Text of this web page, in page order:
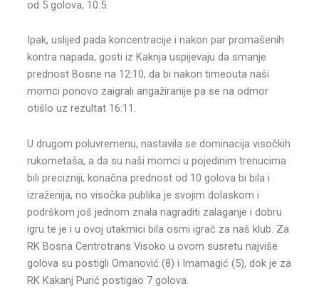
od 5 golova, 10:5.
Ipak, uslijed pada koncentracije i nakon par promašenih
kontra napada, gosti iz Kaknja uspijevaju da smanje
prednost Bosne na 12:10, da bi nakon timeouta naši
momci ponovo zaigrali angažiranije pa se na odmor
otišlo uz rezultat 16:11.
U drugom poluvremenu, nastavila se dominacija visočkih
rukometaša, a da su naši momci u pojedinim trenucima
bili precizniji, konačna prednost od 10 golova bi bila i
izraženija, no visočka publika je svojim dolaskom i
podrškom još jednom znala nagraditi zalaganje i dobru
igru te je i u ovoj utakmici bila osmi igrač za naš klub. Za
RK Bosna Centrotrans Visoko u ovom susretu najviše
golova su postigli Omanović (8) i Imamagić (5), dok je za
RK Kakanj Purić postigao 7 golova.